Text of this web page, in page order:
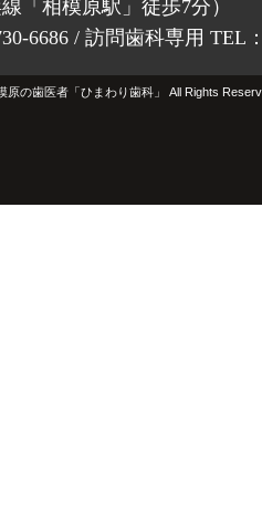
「相模原駅」徒歩7分）
6686 / 訪問歯科専用 TEL
原の歯医者「ひまわり歯科」 All Rights